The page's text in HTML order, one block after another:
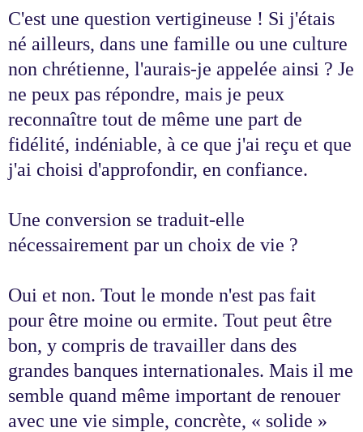
C'est une question vertigineuse ! Si j'étais
né ailleurs, dans une famille ou une culture
non chrétienne, l'aurais-je appelée ainsi ? Je
ne peux pas répondre, mais je peux
reconnaître tout de même une part de
fidélité, indéniable, à ce que j'ai reçu et que
j'ai choisi d'approfondir, en confiance.
Une conversion se traduit-elle
nécessairement par un choix de vie ?
Oui et non. Tout le monde n'est pas fait
pour être moine ou ermite. Tout peut être
bon, y compris de travailler dans des
grandes banques internationales. Mais il me
semble quand même important de renouer
avec une vie simple, concrète, « solide »